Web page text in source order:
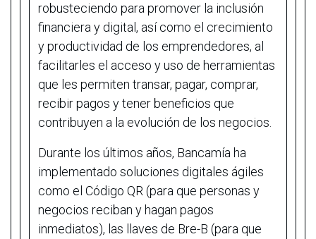
robusteciendo para promover la inclusión
financiera y digital, así como el crecimiento
y productividad de los emprendedores, al
facilitarles el acceso y uso de herramientas
que les permiten transar, pagar, comprar,
recibir pagos y tener beneficios que
contribuyen a la evolución de los negocios.
Durante los últimos años, Bancamía ha
implementado soluciones digitales ágiles
como el Código QR (para que personas y
negocios reciban y hagan pagos
inmediatos), las llaves de Bre-B (para que